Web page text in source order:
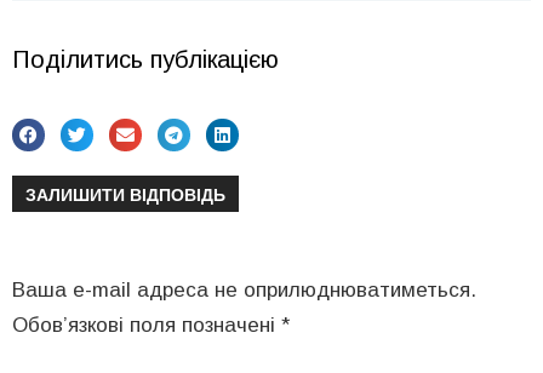
Поділитись публікацією
ЗАЛИШИТИ ВІДПОВІДЬ
Ваша e-mail адреса не оприлюднюватиметься.
Обов’язкові поля позначені *